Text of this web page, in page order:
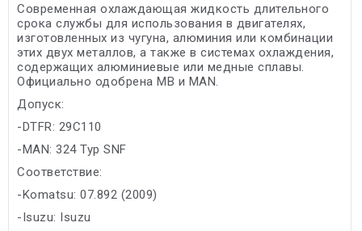
Современная охлаждающая жидкость длительного
срока службы для использования в двигателях,
изготовленных из чугуна, алюминия или комбинации
этих двух металлов, а также в системах охлаждения,
содержащих алюминиевые или медные сплавы.
Официально одобрена МВ и MAN.
Допуск:
-DTFR: 29C110
-MAN: 324 Typ SNF
Соответствие:
-Komatsu: 07.892 (2009)
-Isuzu: Isuzu